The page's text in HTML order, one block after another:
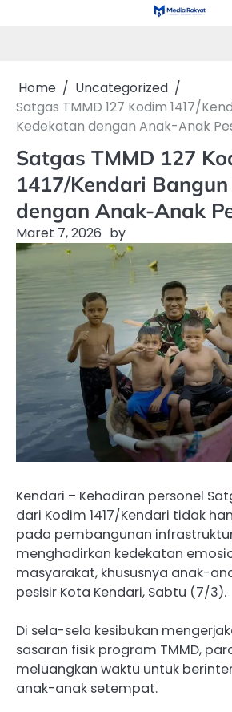
Home
Uncategorized
Satgas TMMD 127 Kodim 1417/
Kedekatan dengan Anak-Anak
Satgas TMMD 127
1417/Kendari
dengan Anak-Anak
Maret 7, 2026 by
Kendari – Kehadiran personel
dari Kodim 1417/Kendari tidak
pada pembangunan
menghadirkan kedekatan
masyarakat, khususnya anak-
pesisir Kota Kendari, Sabtu (7/3).
Di sela-sela kesibukan
sasaran fisik program TMMD,
meluangkan waktu untuk
anak-anak setempat.